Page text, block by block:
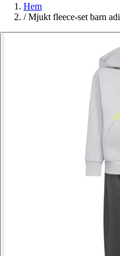
Hem
/ Mjukt fleece-set barn